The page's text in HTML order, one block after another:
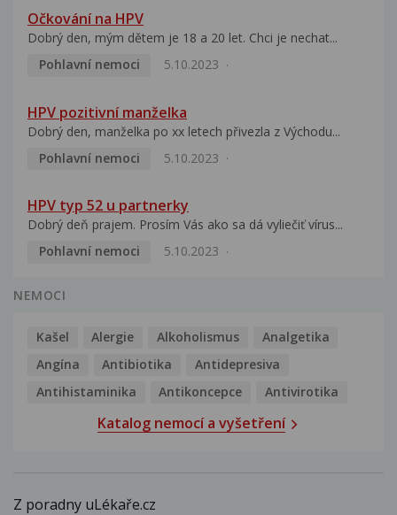
Očkování na HPV
Dobrý den, mým dětem je 18 a 20 let. Chci je nechat...
Pohlavní nemoci
5.10.2023
HPV pozitivní manželka
Dobrý den, manželka po xx letech přivezla z Východu...
Pohlavní nemoci
5.10.2023
HPV typ 52 u partnerky
Dobrý deň prajem. Prosím Vás ako sa dá vyliečiť vírus...
Pohlavní nemoci
5.10.2023
NEMOCI
Kašel Alergie Alkoholismus
Analgetika
Angína
Antibiotika
Antidepresiva
Antihistaminika
Antikoncepce Antivirotika
Katalog nemocí a vyšetření
Z poradny uLékaře.cz